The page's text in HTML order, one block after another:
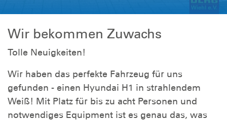
Wir bekommen Zuwachs
Tolle Neuigkeiten!
Wir haben das perfekte Fahrzeug für uns
gefunden - einen Hyundai H1 in strahlendem
Weiß! Mit Platz für bis zu acht Personen und
notwendiges Equipment ist es genau das, was